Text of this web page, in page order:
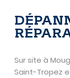
Sur site à
Saint-Tropez